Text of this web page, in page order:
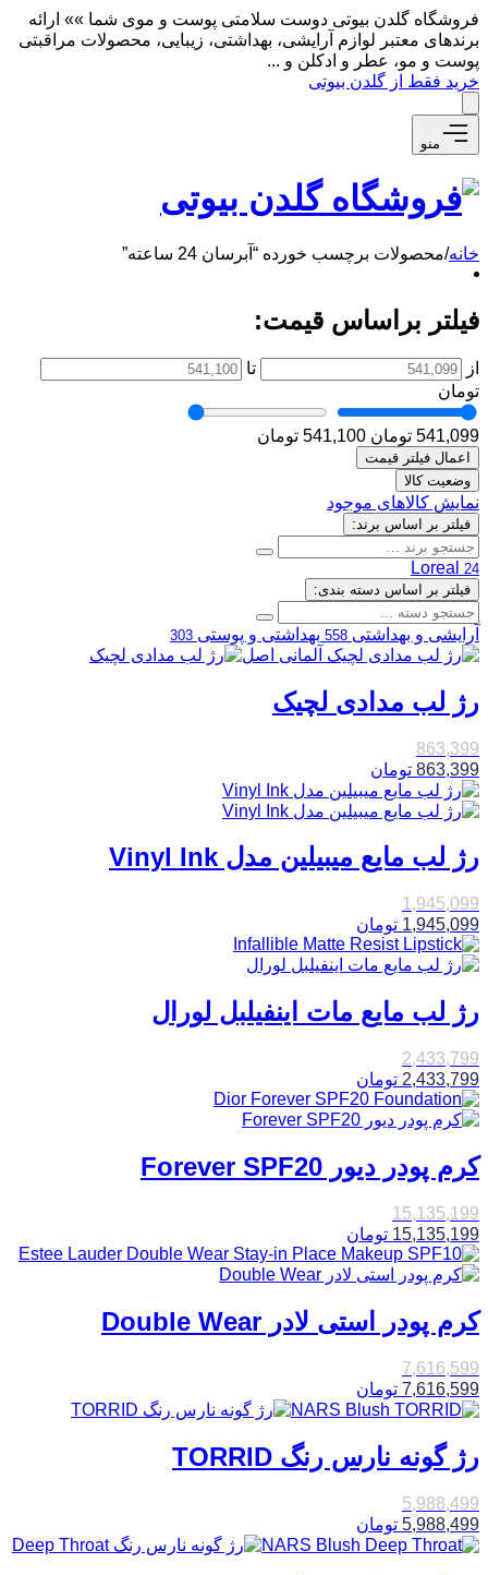
فروشگاه گلدن بیوتی دوست سلامتی پوست و موی شما »» ارائه
برندهای معتبر لوازم آرایشی، بهداشتی، زیبایی، محصولات مراقبتی
پوست و مو، عطر و ادکلن و ...
خرید فقط از گلدن بیوتی
منو
خانه/محصولات برچسب خورده “آبرسان 24 ساعته”
فیلتر براساس قیمت:
از
تا
تومان
541,099 تومان 541,100 تومان
اعمال فیلتر قیمت
وضعیت کالا
نمایش کالاهای موجود
فیلتر بر اساس برند:
Loreal
24
فیلتر بر اساس دسته بندی:
آرایشی و بهداشتی 558 بهداشتی و پوستی 303
رژ لب مدادی لچیک
863,399
863,399 تومان
رژ لب مایع میبیلین مدل Vinyl Ink
1,945,099
1,945,099 تومان
رژ لب مایع مات اینفیلبل لورال
2,433,799
2,433,799 تومان
کرم پودر دیور Forever SPF20
15,135,199
15,135,199 تومان
کرم پودر استی لادر Double Wear
7,616,599
7,616,599 تومان
رژ گونه نارس رنگ TORRID
5,988,499
5,988,499 تومان